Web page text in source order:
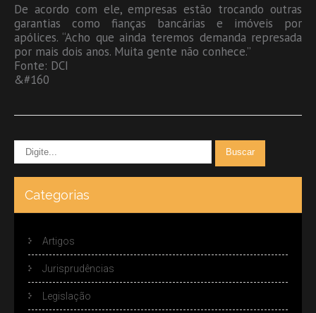
De acordo com ele, empresas estão trocando outras
garantias como fianças bancárias e imóveis por
apólices. “Acho que ainda teremos demanda represada
por mais dois anos. Muita gente não conhece.”
Fonte: DCI
&#160
Categorias
Artigos
Jurisprudências
Legislação